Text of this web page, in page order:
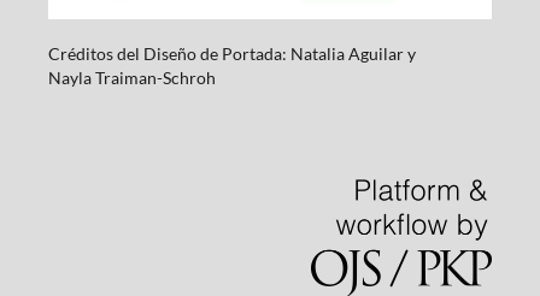
Créditos del Diseño de Portada: Natalia Aguilar y
NaylaTraiman-Schroh